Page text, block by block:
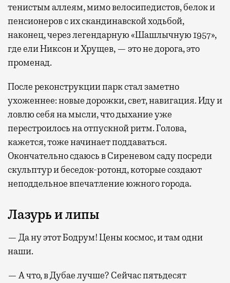
тенистым аллеям, мимо велосипедистов, белок и
пенсионеров с их скандинавской ходьбой,
наконец, через легендарную «Шашлычную 1957»,
где ели Никсон и Хрущев, — это не дорога, это
променад.
После реконструкции парк стал заметно
ухоженнее: новые дорожки, свет, навигация. Иду и
ловлю себя на мысли, что дыхание уже
перестроилось на отпускной ритм. Голова,
кажется, тоже начинает поддаваться.
Окончательно сдаюсь в Сиреневом саду посреди
скульптур и беседок-ротонд, которые создают
неподдельное впечатление южного города.
Лазурь и липы
— Да ну этот Бодрум! Цены космос, и там одни
наши.
— А что, в Дубае лучше? Сейчас пятьдесят